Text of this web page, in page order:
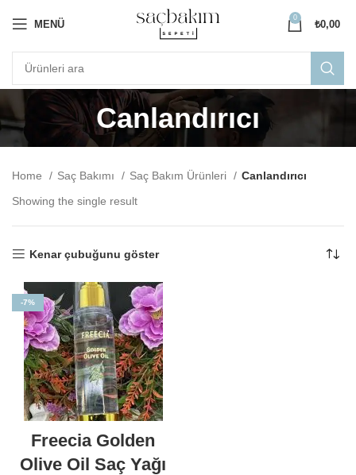
MENÜ
0
₺0,00
Canlandırıcı
Home Saç Bakımı Saç Bakım Ürünleri
Canlandırıcı
Showing the single result
Kenar çubuğunu göster
-7%
Freecia Golden
Olive Oil Saç Yağı